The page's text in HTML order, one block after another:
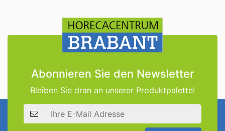
Abonnieren Sie den Newsletter
Bleiben Sie dran an unserer Produktpalette!
E-Mail Adresse